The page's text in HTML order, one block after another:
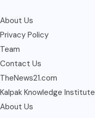
About Us
Privacy Policy
Team
Contact Us
TheNews21.com
Kalpak Knowledge Institute
About Us